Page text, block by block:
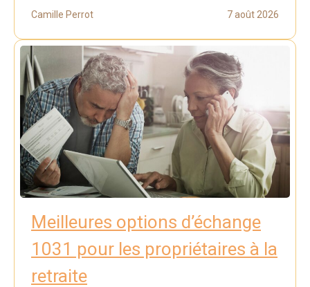
Camille Perrot 7 août 2026
Meilleures options d’échange
1031 pour les propriétaires à la
retraite